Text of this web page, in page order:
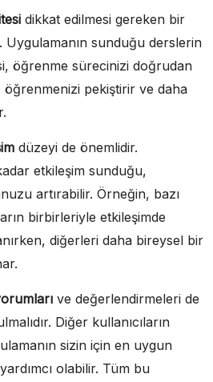
dikkat edilmesi gereken bir
sunduğu derslerin
öğrenme sürecinizi doğrudan
öğrenmenizi pekiştirir ve daha
düzeyi de önemlidir.
etkileşim sunduğu,
artırabilir. Örneğin, bazı
birbirleriyle etkileşimde
diğerleri daha bireysel bir
ve değerlendirmeleri de
Diğer kullanıcıların
sizin için en uygun
olabilir. Tüm bu